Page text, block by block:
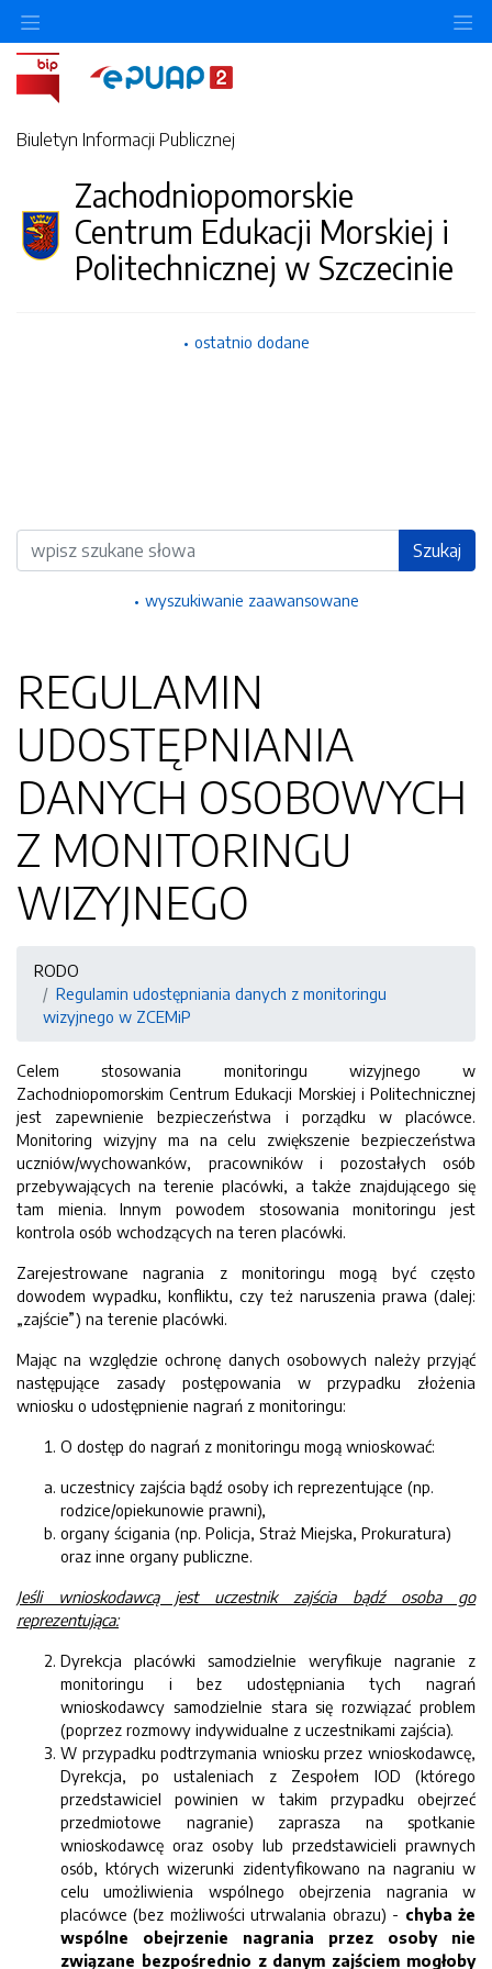
Biuletyn Informacji Publicznej
Zachodniopomorskie
Centrum Edukacji Morskiej i
Politechnicznej w Szczecinie
ostatnio dodane
Wyszukiwarka Szukaj
wyszukiwanie zaawansowane
REGULAMIN
UDOSTĘPNIANIA
DANYCH OSOBOWYCH
Z MONITORINGU
WIZYJNEGO
RODO
Regulamin udostępniania danych z monitoringu
wizyjnego w ZCEMiP
Celem stosowania monitoringu wizyjnego w
Zachodniopomorskim Centrum Edukacji Morskiej i Politechnicznej
jest zapewnienie bezpieczeństwa i porządku w placówce.
Monitoring wizyjny ma na celu zwiększenie bezpieczeństwa
uczniów/wychowanków, pracowników i pozostałych osób
przebywających na terenie placówki, a także znajdującego się
tam mienia. Innym powodem stosowania monitoringu jest
kontrola osób wchodzących na teren placówki.
Zarejestrowane nagrania z monitoringu mogą być często
dowodem wypadku, konfliktu, czy też naruszenia prawa (dalej:
„zajście”) na terenie placówki.
Mając na względzie ochronę danych osobowych należy przyjąć
następujące zasady postępowania w przypadku złożenia
wniosku o udostępnienie nagrań z monitoringu:
O dostęp do nagrań z monitoringu mogą wnioskować:
uczestnicy zajścia bądź osoby ich reprezentujące (np.
rodzice/opiekunowie prawni),
organy ścigania (np. Policja, Straż Miejska, Prokuratura)
oraz inne organy publiczne.
Jeśli wnioskodawcą jest uczestnik zajścia bądź osoba go
reprezentująca:
Dyrekcja placówki samodzielnie weryfikuje nagranie z
monitoringu i bez udostępniania tych nagrań
wnioskodawcy samodzielnie stara się rozwiązać problem
(poprzez rozmowy indywidualne z uczestnikami zajścia).
W przypadku podtrzymania wniosku przez wnioskodawcę,
Dyrekcja, po ustaleniach z Zespołem IOD (którego
przedstawiciel powinien w takim przypadku obejrzeć
przedmiotowe nagranie) zaprasza na spotkanie
wnioskodawcę oraz osoby lub przedstawicieli prawnych
osób, których wizerunki zidentyfikowano na nagraniu w
celu umożliwienia wspólnego obejrzenia nagrania w
placówce (bez możliwości utrwalania obrazu) - chyba że
wspólne obejrzenie nagrania przez osoby nie
związane bezpośrednio z danym zajściem mogłoby